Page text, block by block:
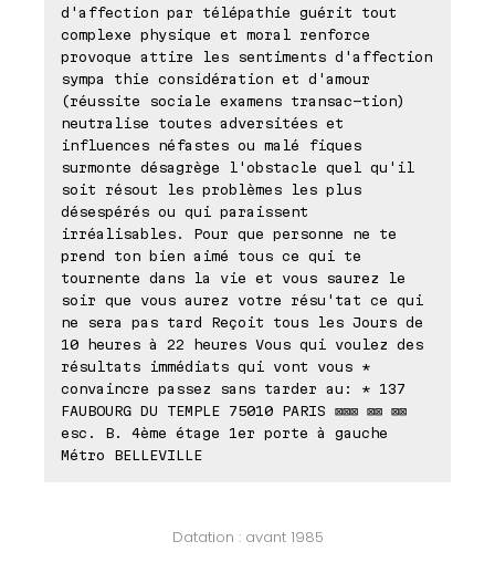
d'affection par télépathie guérit tout
complexe physique et moral renforce
provoque attire les sentiments d'affection
sympa thie considération et d'amour
(réussite sociale examens transac-tion)
neutralise toutes adversitées et
influences néfastes ou malé fiques
surmonte désagrège l'obstacle quel qu'il
soit résout les problèmes les plus
désespérés ou qui paraissent
irréalisables. Pour que personne ne te
prend ton bien aimé tous ce qui te
tournente dans la vie et vous saurez le
soir que vous aurez votre résu'tat ce qui
ne sera pas tard Reçoit tous les Jours de
10 heures à 22 heures Vous qui voulez des
résultats immédiats qui vont vous *
convaincre passez sans tarder au: * 137
FAUBOURG DU TEMPLE 75010 PARIS ⊠⊠⊠ ⊠⊠ ⊠⊠
esc. B. 4ème étage 1er porte à gauche
Métro BELLEVILLE
Datation : avant 1985